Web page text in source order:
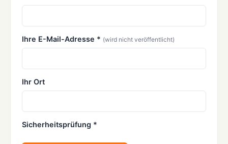
Ihre E-Mail-Adresse * (wird nicht veröffentlicht)
Ihr Ort
Sicherheitsprüfung *